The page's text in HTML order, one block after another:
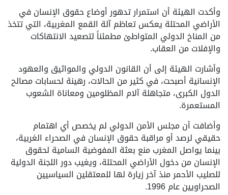
وأكدت الهيئة أن استمرار تدهور أوضاع حقوق الإنسان في
الأراضي المحتلة يعكس تعاظم آلة القمع المغربية، التي تتخذ
من المناخ الدولي المتواطئ مطمئناً لتصعيد الانتهاكات
والإفلات من العقاب.
وأشارت الهيئة إلى أن القانون الدولي والمواثيق والعهود
الإنسانية أصبحت، في كثير من الحالات، رهينة لحسابات مصالح
الدول الكبرى، متجاهلة آلام المظلومين ومعاناة الشعوب
المستعمرة.
وأضافت أن مجلس الأمن الدولي لم يخصص أي اهتمام
حقيقي لرصد أو مراقبة حقوق الإنسان في الصحراء الغربية،
بينما يواصل المغرب منع بعثة المفوضية السامية لحقوق
الإنسان من دخول الأراضي المحتلة، ويغيب دور اللجنة الدولية
للصليب الأحمر منذ آخر زيارة لها للمعتقلين السياسيين
الصحراويين عام 1996.